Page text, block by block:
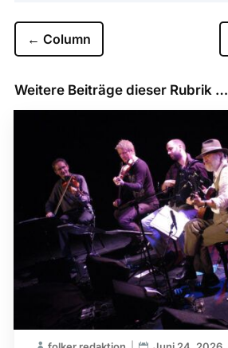
← Column
Weitere Beiträge dieser Rubrik …